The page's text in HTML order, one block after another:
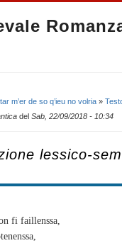
m’er de so q’ieu no volria »
del Sab, 22/09/2018 - 10:34
lessico-
fi faillenssa,